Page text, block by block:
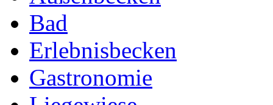
Bad
Erlebnisbecken
Gastronomie